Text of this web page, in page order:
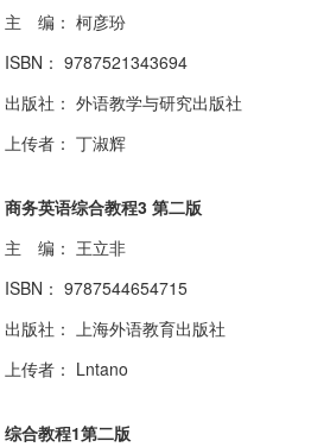
主 编： 柯彦玢
ISBN： 9787521343694
出版社： 外语教学与研究出版社
上传者： 丁淑辉
商务英语综合教程3 第二版
主 编： 王立非
ISBN： 9787544654715
出版社： 上海外语教育出版社
上传者： Lntano
综合教程1第二版